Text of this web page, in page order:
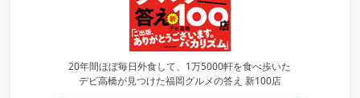
20年間ほぼ毎日外食して、1万5000軒を食べ歩いた
デビ高橋が見つけた福岡グルメの答え 新100店